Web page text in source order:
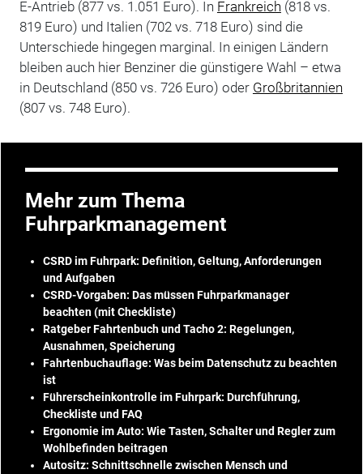
E-Antrieb (877 vs. 1.051 Euro). In Frankreich (818 vs.
819 Euro) und Italien (702 vs. 718 Euro) sind die
Unterschiede hingegen marginal. In einigen Ländern
bleiben auch hier Benziner die günstigere Wahl – etwa
in Deutschland (850 vs. 726 Euro) oder Großbritannien
(807 vs. 748 Euro).
Mehr zum Thema
Fuhrparkmanagement
CSRD im Fuhrpark: Definition, Geltung, Anforderungen
und Aufgaben
CSRD-Vorgaben: Das müssen Fuhrparkmanager
beachten (mit Checkliste)
Ratgeber Fahrtenbuch und Tacho 2: Regelungen,
Ausnahmen, Speicherung
Fahrtenbuchauflage: Was beim Datenschutz zu beachten
ist
Führerscheinkontrolle im Fuhrpark: Durchführung,
Checkliste und FAQ
Ergonomie im Auto: Wie Tasten, Schalter und Regler zum
Wohlbefinden beitragen
Autositz: Schnittschnelle zwischen Mensch und